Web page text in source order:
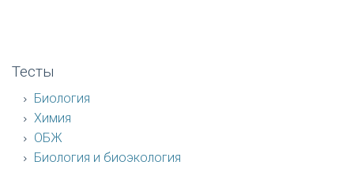
Тесты
Биология
Химия
ОБЖ
Биология и биоэкология